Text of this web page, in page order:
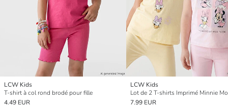
LCW Kids
T-shirt à col rond brodé pour fille
4.49 EUR
LCW Kids
7.99 EUR